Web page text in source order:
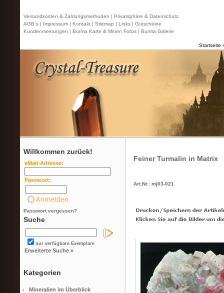
Versandkosten & Zahlungsmethoden | Privatsphäre & Datenschutz
AGB`s | Impressum | Kontakt | Sitemap | Links | Gutscheine
Kundenmeinungen | Burma Karte & Minen Fotos | Burma Galerie
Startseite
Willkommen zurück!
eMail-Adresse:
Passwort:
Passwort vergessen?
Suche
nur verfügbare Exemplare
Erweiterte Suche »
Kategorien
Mineralien im Überblick
Feiner Turmalin in Matrix
Art.Nr.: mj03-021